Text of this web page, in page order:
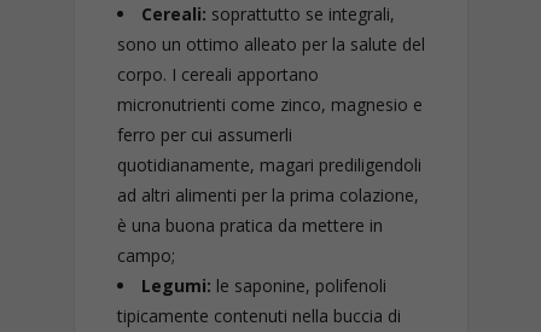
Cereali: soprattutto se integrali,
sono un ottimo alleato per la salute del
corpo. I cereali apportano
micronutrienti come zinco, magnesio e
ferro per cui assumerli
quotidianamente, magari prediligendoli
ad altri alimenti per la prima colazione,
è una buona pratica da mettere in
campo;
Legumi: le saponine, polifenoli
tipicamente contenuti nella buccia di